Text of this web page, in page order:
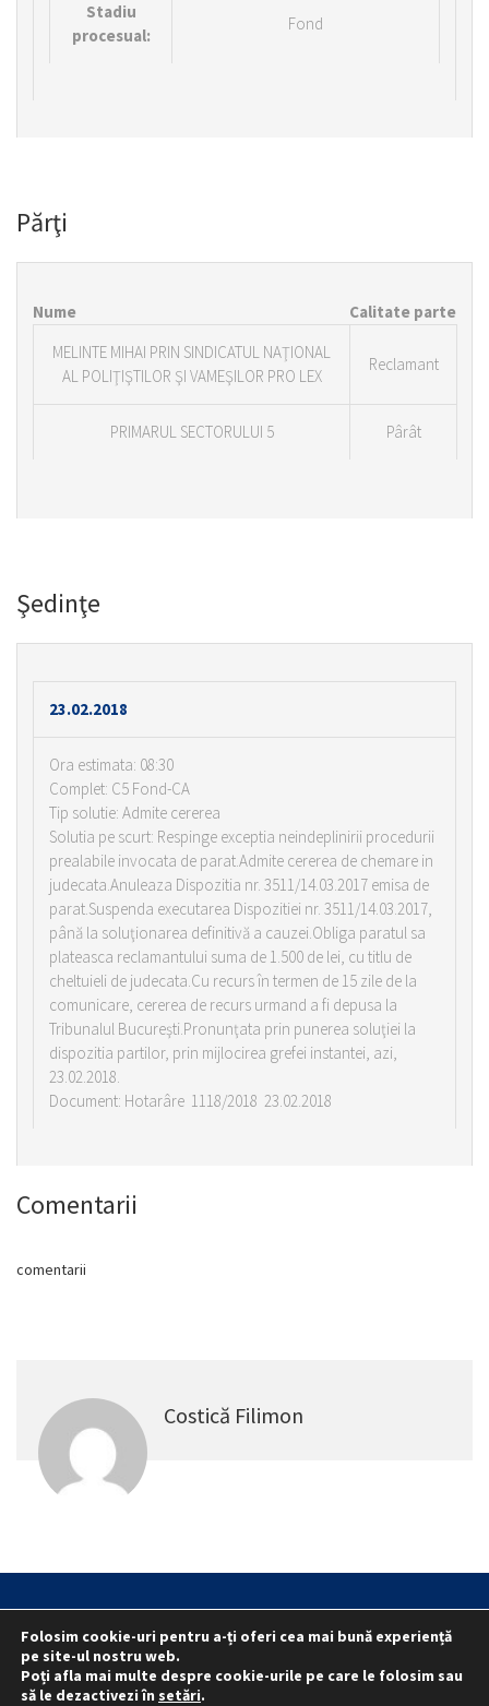
Stadiu
procesual:
Fond
Părţi
Nume
Calitate parte
MELINTE MIHAI PRIN SINDICATUL NAŢIONAL
AL POLIŢIŞTILOR ŞI VAMEŞILOR PRO LEX
Reclamant
PRIMARUL SECTORULUI 5 Pârât
Şedinţe
23.02.2018
Ora estimata: 08:30
Complet: C5 Fond-CA
Tip solutie: Admite cererea
Solutia pe scurt: Respinge exceptia neindeplinirii procedurii
prealabile invocata de parat.Admite cererea de chemare in
judecata.Anuleaza Dispozitia nr. 3511/14.03.2017 emisa de
parat.Suspenda executarea Dispozitiei nr. 3511/14.03.2017,
până la soluţionarea definitivă a cauzei.Obliga paratul sa
plateasca reclamantului suma de 1.500 de lei, cu titlu de
cheltuieli de judecata.Cu recurs în termen de 15 zile de la
comunicare, cererea de recurs urmand a fi depusa la
Tribunalul Bucureşti.Pronunţata prin punerea soluţiei la
dispozitia partilor, prin mijlocirea grefei instantei, azi,
23.02.2018.
Document: Hotarâre 1118/2018 23.02.2018
Comentarii
comentarii
Costică Filimon
Statut
Reprezentativitate M.A.I.
Reprezentativitate I.G.P.R. și I.P.J.-uri
Politica folosirii cookie-urilor
Politica de confidențialitate
Folosim cookie-uri pentru a-ți oferi cea mai bună experiență
pe site-ul nostru web.
Poți afla mai multe despre cookie-urile pe care le folosim sau
să le dezactivezi în setări.